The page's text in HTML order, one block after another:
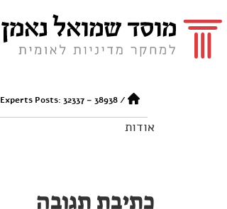
/
Experts Posts: 32337 – 38938
אודות
כתיבת תגובה